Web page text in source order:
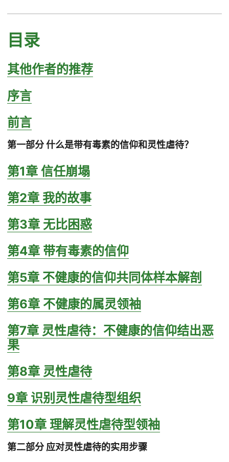
目录
其他作者的推荐
序言
前言
第一部分 什么是带有毒素的信仰和灵性虐待？
第1章 信任崩塌
第2章 我的故事
第3章 无比困惑
第4章 带有毒素的信仰
第5章 不健康的信仰共同体样本解剖
第6章 不健康的属灵领袖
第7章 灵性虐待：不健康的信仰结出恶
果
第8章 灵性虐待
9章 识别灵性虐待型组织
第10章 理解灵性虐待型领袖
第二部分 应对灵性虐待的实用步骤